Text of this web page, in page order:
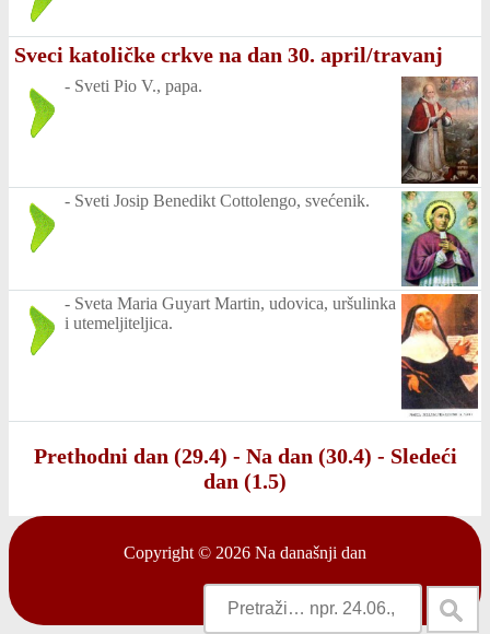
Sveci katoličke crkve na dan 30. april/travanj
- Sveti Pio V., papa.
- Sveti Josip Benedikt Cottolengo, svećenik.
- Sveta Maria Guyart Martin, udovica, uršulinka
i utemeljiteljica.
Prethodni dan (29.4) - Na dan (30.4) - Sledeći
dan (1.5)
Copyright © 2026 Na današnji dan